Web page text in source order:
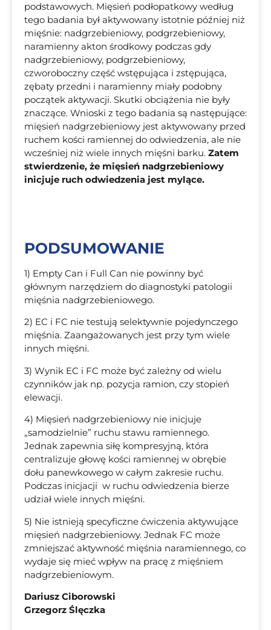
podstawowych. Mięsień podłopatkowy według
tego badania był aktywowany istotnie później niż
mięśnie: nadgrzebieniowy, podgrzebieniowy,
naramienny akton środkowy podczas gdy
nadgrzebieniowy, podgrzebieniowy,
czworoboczny część wstępująca i zstępująca,
zębaty przedni i naramienny miały podobny
początek aktywacji. Skutki obciążenia nie były
znaczące. Wnioski z tego badania są następujące:
mięsień nadgrzebieniowy jest aktywowany przed
ruchem kości ramiennej do odwiedzenia, ale nie
wcześniej niż wiele innych mięśni barku. Zatem
stwierdzenie, że mięsień nadgrzebieniowy
inicjuje ruch odwiedzenia jest mylące.
PODSUMOWANIE
1) Empty Can i Full Can nie powinny być
głównym narzędziem do diagnostyki patologii
mięśnia nadgrzebieniowego.
2) EC i FC nie testują selektywnie pojedynczego
mięśnia. Zaangażowanych jest przy tym wiele
innych mięśni.
3) Wynik EC i FC może być zależny od wielu
czynników jak np. pozycja ramion, czy stopień
elewacji.
4) Mięsień nadgrzebieniowy nie inicjuje
„samodzielnie” ruchu stawu ramiennego.
Jednak zapewnia siłę kompresyjną, która
centralizuje głowę kości ramiennej w obrębie
dołu panewkowego w całym zakresie ruchu.
Podczas inicjacji w ruchu odwiedzenia bierze
udział wiele innych mięśni.
5) Nie istnieją specyficzne ćwiczenia aktywujące
mięsień nadgrzebieniowy. Jednak FC może
zmniejszać aktywność mięśnia naramiennego, co
wydaje się mieć wpływ na pracę z mięśniem
nadgrzebieniowym.
Dariusz Ciborowski
Grzegorz Ślęczka